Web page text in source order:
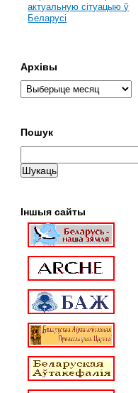
актуальную сітуацыю ў
Беларусі
Архівы
Пошук
Іншыя сайты